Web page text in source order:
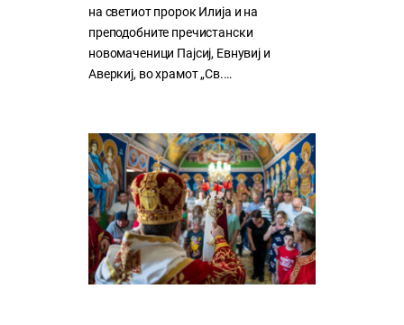
на светиот пророк Илија и на
преподобните пречистански
новомаченици Пајсиј, Евнувиј и
Аверкиј, во храмот „Св.…